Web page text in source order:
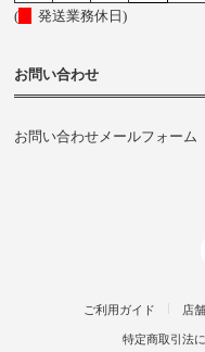
(
発送業務休日)
お問い合わせ
お問い合わせメールフォーム
ご利用ガイド 店
特定商取引法